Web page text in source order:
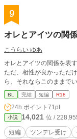
9
オレとアイツの関
こうらい ゆあ
オレとアイツの関係を表
ただ、相性が良かっただ
ら、それならこのままで
BL 完結 短編 R18
24h.ポイント 71pt
小説 14,021 位 /
短編 ツンデレ受け